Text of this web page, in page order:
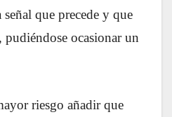
que precede y que
ocasionar un
riesgo añadir que